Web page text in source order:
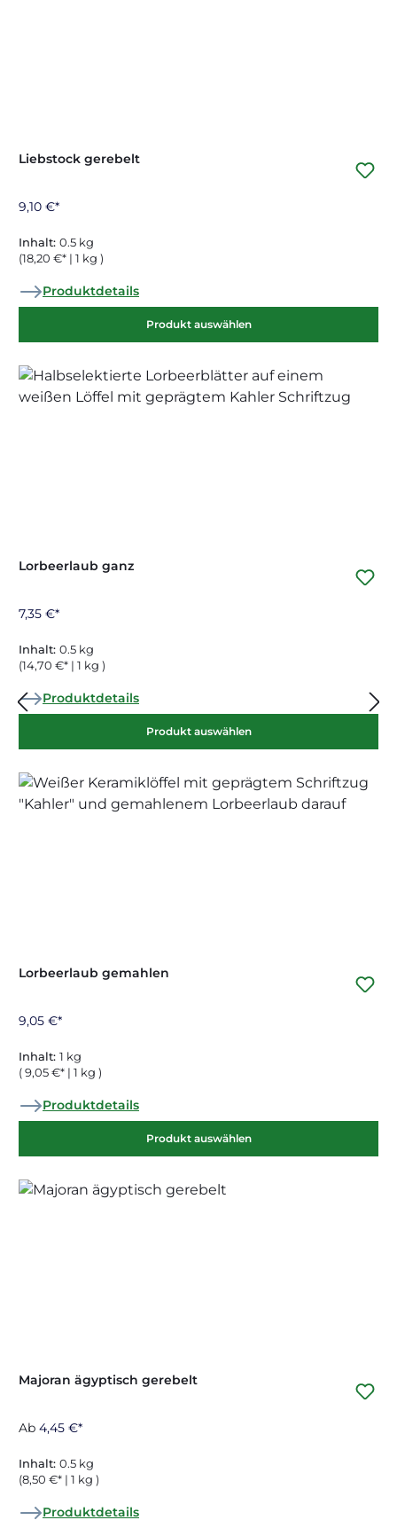
Liebstock gerebelt
9,10 €*
Inhalt: 0.5 kg
(18,20 €* | 1 kg )
Produktdetails
Produkt auswählen
Lorbeerlaub ganz
7,35 €*
Inhalt: 0.5 kg
(14,70 €* | 1 kg )
Produktdetails
Produkt auswählen
Lorbeerlaub gemahlen
9,05 €*
Inhalt: 1 kg
( 9,05 €* | 1 kg )
Produktdetails
Produkt auswählen
Majoran ägyptisch gerebelt
Ab 4,45 €*
Inhalt: 0.5 kg
(8,50 €* | 1 kg )
Produktdetails